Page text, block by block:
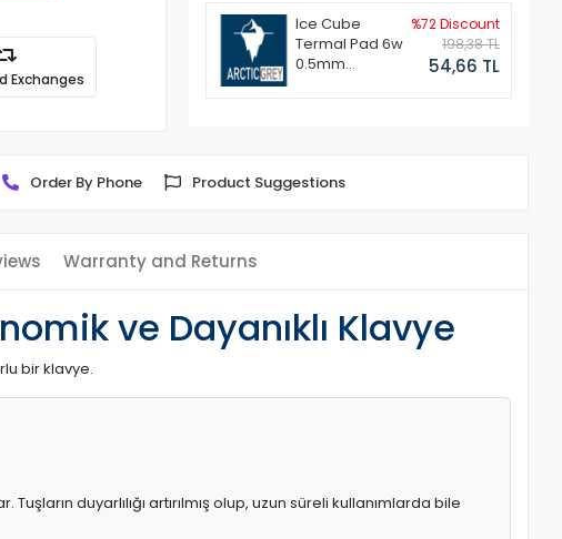
Exchanges
Ice Cube
Termal Pad 6w
0.5mm
%72 Discount
198,38 TL
54,66 TL
Order By Phone Product Suggestions
Warranty and Returns
ve Dayanıklı Klavye
bir klavye.
duyarlılığı artırılmış olup, uzun süreli kullanımlarda bile